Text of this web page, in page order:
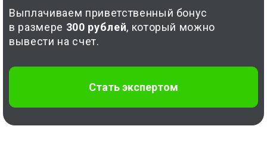
Выплачиваем приветственный бонус
в размере 300 рублей, который можно
вывести на счет.
Стать экспертом